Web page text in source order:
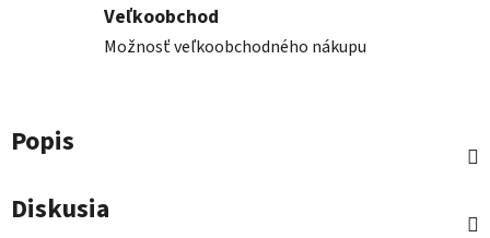
Veľkoobchod
Možnosť veľkoobchodného nákupu
Popis
Diskusia